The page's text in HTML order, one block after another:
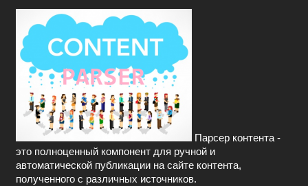
Парсер контента -
это полноценный компонент для ручной и
автоматической публикации на сайте контента,
полученного с различных источников.